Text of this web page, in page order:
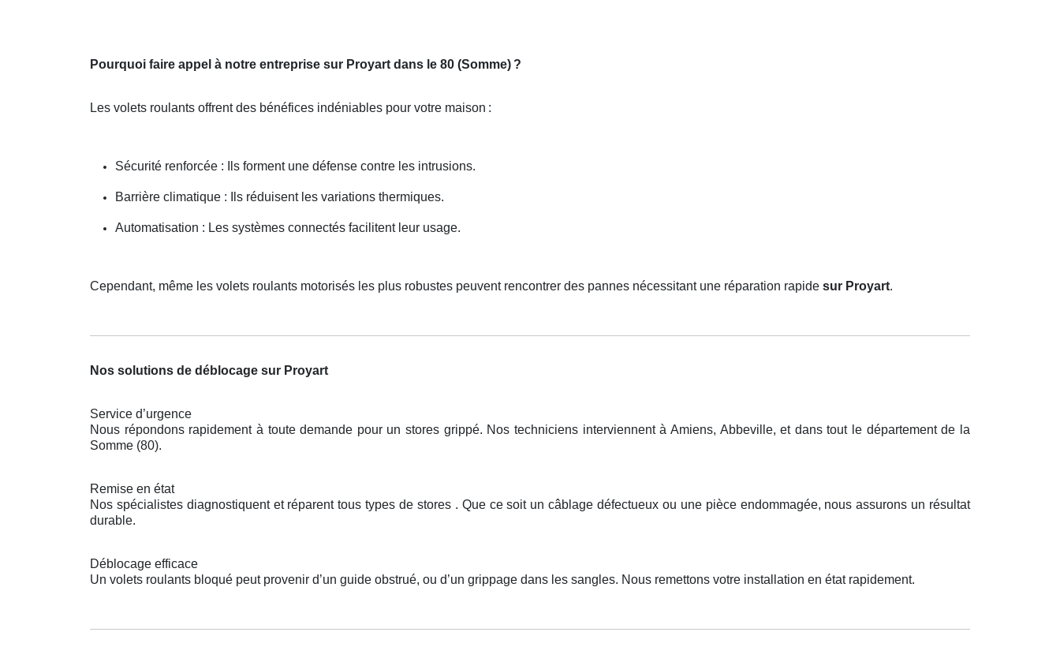
Pourquoi faire appel à notre entreprise sur Proyart dans le 80 (Somme) ?
Les volets roulants offrent des bénéfices indéniables pour votre maison :
Sécurité renforcée : Ils forment une défense contre les intrusions.
Barrière climatique : Ils réduisent les variations thermiques.
Automatisation : Les systèmes connectés facilitent leur usage.
Cependant, même les volets roulants motorisés les plus robustes peuvent rencontrer des pannes nécessitant une réparation rapide sur Proyart.
Nos solutions de déblocage sur Proyart
Service d’urgence
Nous répondons rapidement à toute demande pour un stores grippé. Nos techniciens interviennent à Amiens, Abbeville, et dans tout le département de la
Somme (80).
Remise en état
Nos spécialistes diagnostiquent et réparent tous types de stores . Que ce soit un câblage défectueux ou une pièce endommagée, nous assurons un résultat
durable.
Déblocage efficace
Un volets roulants bloqué peut provenir d’un guide obstrué, ou d’un grippage dans les sangles. Nous remettons votre installation en état rapidement.